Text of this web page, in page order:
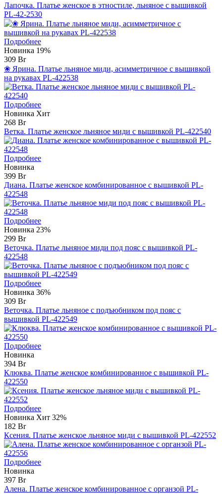
Лапочка. Платье женское в этностиле, льняное с вышивкой
PL-42-2530
Подробнее
Новинка 19%
309 Br
❀ Ярина. Платье льняное миди, асимметричное с вышивкой
на рукавах PL-422538
Подробнее
Новинка Хит
268 Br
Ветка. Платье женское льняное миди с вышивкой PL-422540
Подробнее
Новинка
399 Br
Диана. Платье женское комбинированное с вышивкой PL-
422548
Подробнее
Новинка 23%
299 Br
Веточка. Платье льняное миди под пояс с вышивкой PL-
422548
Подробнее
Новинка 36%
309 Br
Веточка. Платье льняное с подъюбником под пояс с
вышивкой PL-422549
Подробнее
Новинка
394 Br
Клюква. Платье женское комбинированное с вышивкой PL-
422550
Подробнее
Новинка Хит 32%
182 Br
Ксения. Платье женское льняное миди с вышивкой PL-422552
Подробнее
Новинка
397 Br
Алена. Платье женское комбинированное с органзой PL-